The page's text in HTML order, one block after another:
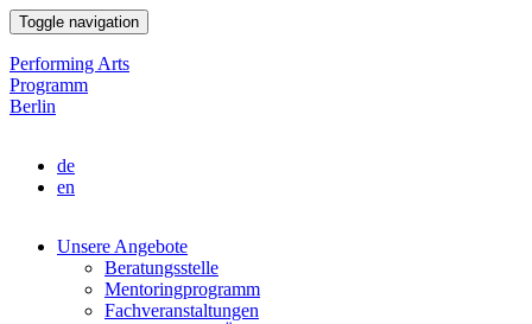
Direkt
zum
Inhalt
Toggle navigation
Performing Arts
Programm
Berlin
de
en
navigation
Unsere Angebote
Beratungsstelle
Mentoringprogramm
Fachveranstaltungen